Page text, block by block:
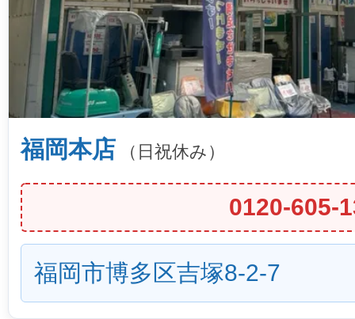
福岡本店 （日祝休み）
0120-605-
福岡市博多区吉塚8-2-7